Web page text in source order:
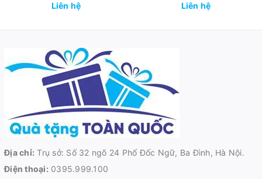
Liên hệ
Liên hệ
Địa chỉ: Trụ sở: Số 32 ngõ 24 Phố Đốc Ngữ, Ba Đình, Hà Nội.
Điện thoại: 0395.999.100